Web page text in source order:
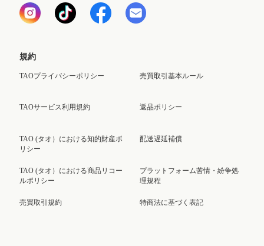
規約
TAOプライバシーポリシー
TAOサービス利用規約
TAO (タオ）における知的財産ポ
リシー
TAO (タオ）における商品リコー
ルポリシー
売買取引規約
売買取引基本ルール
返品ポリシー
配送遅延補償
プラットフォーム苦情・紛争処
理規程
特商法に基づく表記